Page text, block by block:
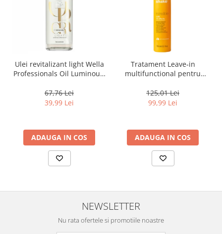
Ulei revitalizant light Wella
Professionals Oil Luminous,
67,76 Lei
39,99 Lei
ADAUGA IN COS
Tratament Leave‑in
multifunctional pentru
beneficii Milk Shake Leave-
in Incredible Milk, 150 ml
125,01 Lei
99,99 Lei
ADAUGA IN COS
NEWSLETTER
Nu rata ofertele si promotiile noastre